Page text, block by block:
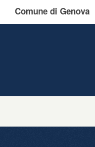
Comune di Genova